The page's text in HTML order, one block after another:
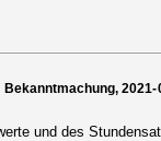
Bekanntmachung, 2021-
und des